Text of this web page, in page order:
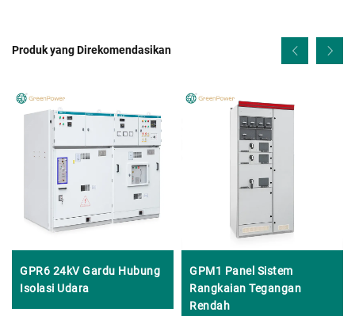
Produk yang Direkomendasikan
GPR6 24kV Gardu Hubung
Isolasi Udara
GPM1 Panel Sistem
Rangkaian Tegangan
Rendah